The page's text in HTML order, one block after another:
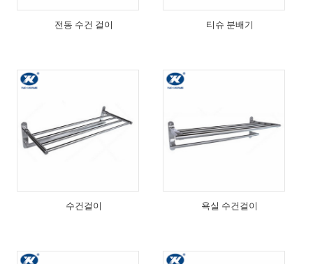
전동 수건 걸이 티슈 분배기
수건걸이 욕실 수건걸이